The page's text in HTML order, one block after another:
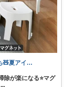
なかち🧸夏アイテム＆便利グッズ✨
除が楽になる⭐️マグ
...